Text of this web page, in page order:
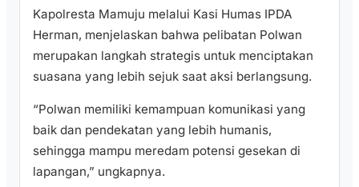
Kapolresta Mamuju melalui Kasi Humas IPDA
Herman, menjelaskan bahwa pelibatan Polwan
merupakan langkah strategis untuk menciptakan
suasana yang lebih sejuk saat aksi berlangsung.
“Polwan memiliki kemampuan komunikasi yang
baik dan pendekatan yang lebih humanis,
sehingga mampu meredam potensi gesekan di
lapangan,” ungkapnya.